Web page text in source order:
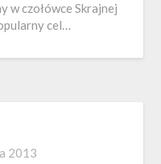
w czołówce Skrajnej
cel…
2013